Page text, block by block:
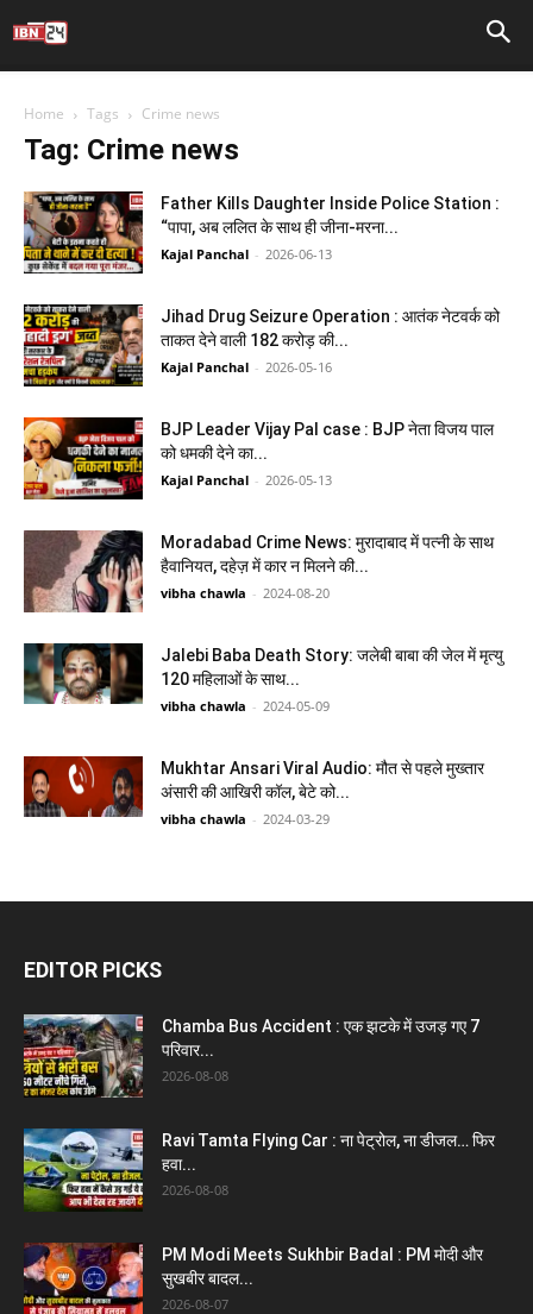
Home Tags Crime news
Tag: Crime news
Father Kills Daughter Inside Police Station :
“पापा, अब ललित के साथ ही जीना-मरना...
Kajal Panchal - 2026-06-13
Jihad Drug Seizure Operation : आतंक नेटवर्क को
ताकत देने वाली 182 करोड़ की...
Kajal Panchal - 2026-05-16
BJP Leader Vijay Pal case : BJP नेता विजय पाल
को धमकी देने का...
Kajal Panchal - 2026-05-13
Moradabad Crime News: मुरादाबाद में पत्नी के साथ
हैवानियत, दहेज़ में कार न मिलने की...
vibha chawla - 2024-08-20
Jalebi Baba Death Story: जलेबी बाबा की जेल में मृत्यु
120 महिलाओं के साथ...
vibha chawla - 2024-05-09
Mukhtar Ansari Viral Audio: मौत से पहले मुख्तार
अंसारी की आखिरी कॉल, बेटे को...
vibha chawla - 2024-03-29
EDITOR PICKS
Chamba Bus Accident : एक झटके में उजड़ गए 7
परिवार...
2026-08-08
Ravi Tamta Flying Car : ना पेट्रोल, ना डीजल… फिर
हवा...
2026-08-08
PM Modi Meets Sukhbir Badal : PM मोदी और
सुखबीर बादल...
2026-08-07